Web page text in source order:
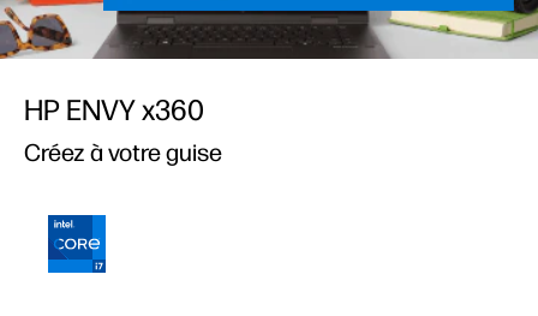
HP ENVY x360
Créez à votre guise